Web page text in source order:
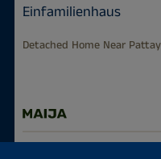
Einfamilienhaus
Detached Home Near